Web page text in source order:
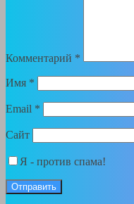
Комментарий *
Имя *
Email *
Сайт
Я - против спама!